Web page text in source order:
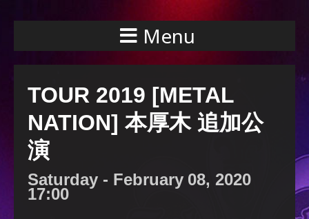
Menu
TOUR 2019 [METAL
NATION] 本厚木 追加公
演
Saturday - February 08, 2020
17:00